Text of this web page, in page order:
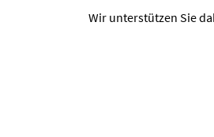
Wir unterstützen Sie